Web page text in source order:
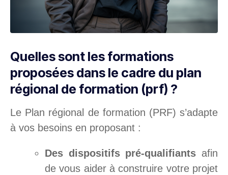
Quelles sont les formations
proposées dans le cadre du plan
régional de formation (prf) ?
Le Plan régional de formation (PRF) s’adapte
à vos besoins en proposant :
Des dispositifs pré-qualifiants afin
de vous aider à construire votre projet